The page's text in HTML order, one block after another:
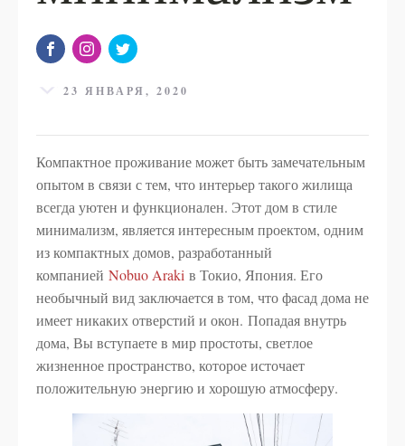
23 ЯНВАРЯ, 2020
Компактное проживание может быть замечательным
опытом в связи с тем, что интерьер такого жилища
всегда уютен и функционален. Этот дом в стиле
минимализм, является интересным проектом, одним
из компактных домов, разработанный
компанией Nobuo Araki в Токио, Япония. Его
необычный вид заключается в том, что фасад дома не
имеет никаких отверстий и окон. Попадая внутрь
дома, Вы вступаете в мир простоты, светлое
жизненное пространство, которое источает
положительную энергию и хорошую атмосферу.